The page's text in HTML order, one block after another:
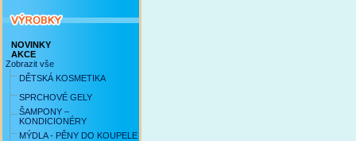
NOVINKY
AKCE
Zobrazit vše
DĚTSKÁ KOSMETIKA
SPRCHOVÉ GELY
ŠAMPONY –
KONDICIONÉRY
MÝDLA - PĚNY DO KOUPELE